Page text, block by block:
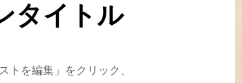
タイトル
トを編集」をクリック、